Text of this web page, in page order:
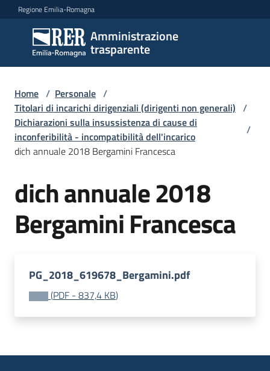
Vai al contenuto
Vai alla navigazione
Vai al footer
Regione Emilia-Romagna
Amministrazione
trasparente
Amministrazione
trasparente
Sottosezioni
Accesso
Home / Personale /
Titolari di incarichi dirigenziali (dirigenti non generali) /
Dichiarazioni sulla insussistenza di cause di
inconferibilità - incompatibilità dell'incarico
/
dich annuale 2018 Bergamini Francesca
dich annuale 2018
Bergamini Francesca
PG_2018_619678_Bergamini.pdf
(PDF - 837,4 KB)